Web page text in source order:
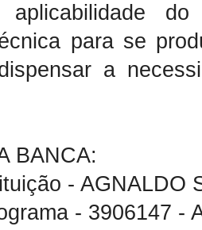
aplicabilidade
para se
a
BANCA:
- AGNALDO
- 3906147 -